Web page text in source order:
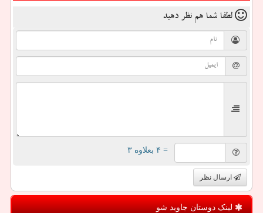
لطفا شما هم نظر دهید
= ۴ بعلاوه ۳
ارسال نظر
لینک دوستان جاوید شو